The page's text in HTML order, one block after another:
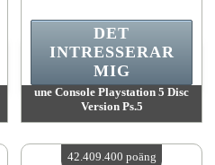
une Console Playstation 5 Disc
Version Ps.5
Antal tillgängliga:4
DET
INTRESSERAR
MIG
42.409.400 poäng